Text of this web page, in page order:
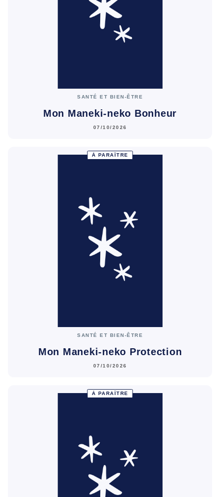
SANTÉ ET BIEN-ÊTRE
Mon Maneki-neko Bonheur
07/10/2026
À PARAÎTRE
SANTÉ ET BIEN-ÊTRE
Mon Maneki-neko Protection
07/10/2026
À PARAÎTRE